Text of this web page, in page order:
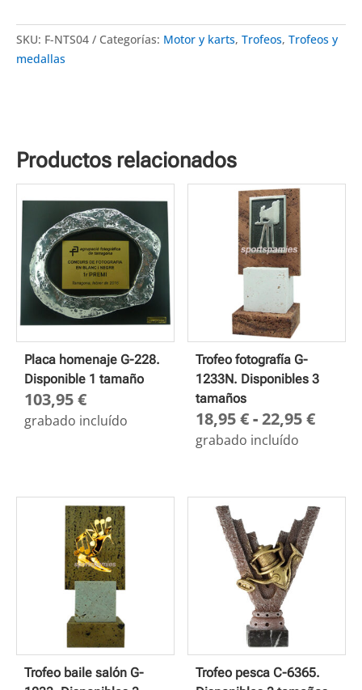
tamaños
cantidad
SKU: F-NTS04 Categorías: Motor y karts, Trofeos, Trofeos y
medallas
Productos relacionados
Placa homenaje G-228.
Disponible 1 tamaño
103,95€
grabado incluído
Trofeo fotografía G-
1233N. Disponibles 3
tamaños
18,95€-22,95€
18,95
hasta
grabado incluído
Trofeo baile salón G-
Trofeo pesca C-6365.